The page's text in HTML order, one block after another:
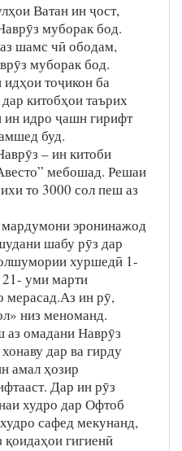
Ватан ин ҷост,
муборак бод.
шамс чӣ ободам,
муборак бод.
идҳои тоҷикон ба
китобҳои таърих
ин идро ҷашн гирифт
буд.
– ин китоби
мебошад. Решаи
то 3000 сол пеш аз
эронинажод
шабу рӯз дар
хуршедӣ 1-
уми марти
ин рӯ,
низ меноманд.
аз омадани Наврӯз
дар ва гирду
амал ҳозир
Дар ин рӯз
худро дар Офтоб
сафед мекунанд,
қоидаҳои гигиенӣ